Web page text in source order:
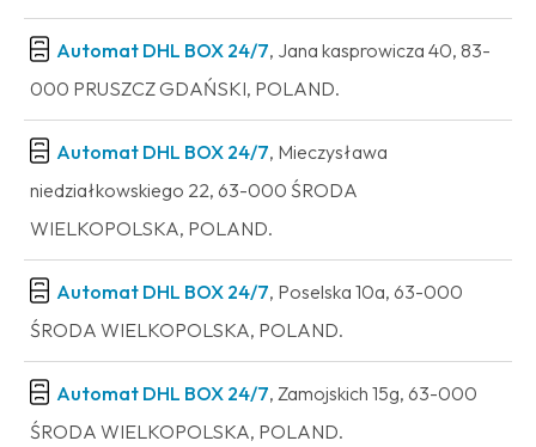
Automat DHL BOX 24/7, Jana kasprowicza 40, 83-
000 PRUSZCZ GDAŃSKI, POLAND.
Automat DHL BOX 24/7, Mieczysława
niedziałkowskiego 22, 63-000 ŚRODA
WIELKOPOLSKA, POLAND.
Automat DHL BOX 24/7, Poselska 10a, 63-000
ŚRODA WIELKOPOLSKA, POLAND.
Automat DHL BOX 24/7, Zamojskich 15g, 63-000
ŚRODA WIELKOPOLSKA, POLAND.